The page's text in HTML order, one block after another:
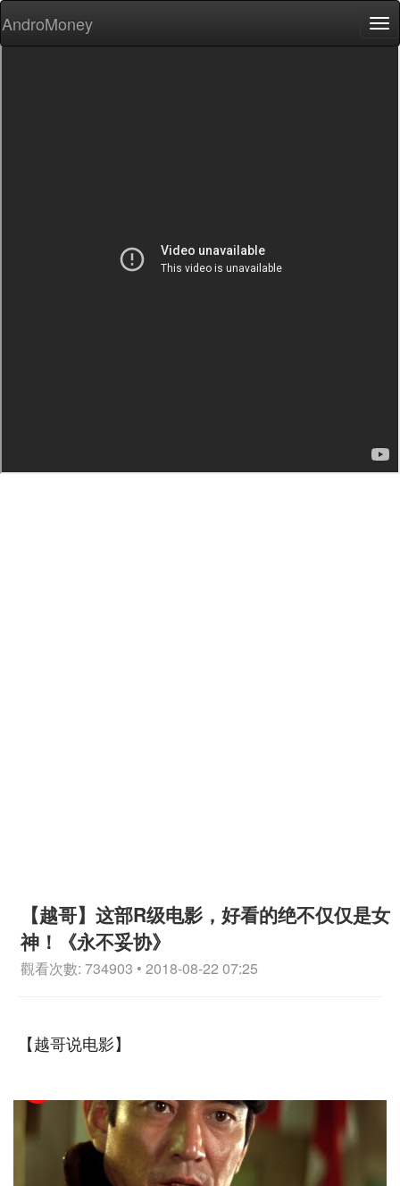
AndroMoney
【越哥】这部R级电影，好看的绝不仅仅是女
神！《永不妥协》
觀看次數: 734903 • 2018-08-22 07:25
【越哥说电影】